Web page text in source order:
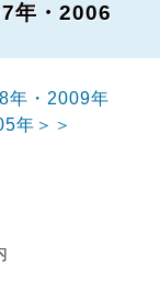
年・2006
年・2009年
年＞＞